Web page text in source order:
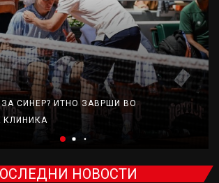
СИНЕР? ИТНО ЗАВРШИ ВО
КЛИНИКА
НОВОСТИ